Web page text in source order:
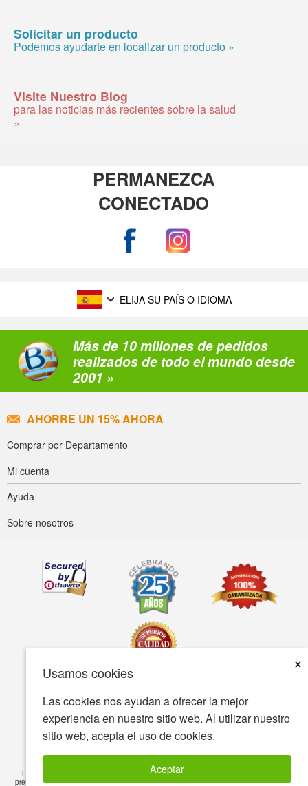
Usamos cookies
×
Las cookies nos ayudan a ofrecer la mejor
experiencia en nuestro sitio web. Al utilizar nuestro
sitio web, acepta el uso de cookies.
Aceptar
Solicitar un producto
Podemos ayudarte en localizar un producto »
Visite Nuestro Blog
para las noticias más recientes sobre la salud
»
PERMANEZCA
CONECTADO
ELIJA SU PAÍS O IDIOMA
Más de 10 millones de pedidos
realizados de todo el mundo desde
2001 »
AHORRE UN 15% AHORA
Comprar por Departamento
Mi cuenta
Ayuda
Sobre nosotros
Accesibilidad Condiciones de uso Política de privacidad
© Copyright 2001-2026 BIOVEA Todos los derechos reservados
La información proporcionada en este sitio está destinada a fines informativos y no
pretende sustituir el consejo de su médico o profesional de salud, ni ningún tratamiento